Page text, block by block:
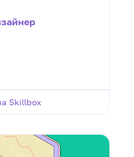
Skillbox